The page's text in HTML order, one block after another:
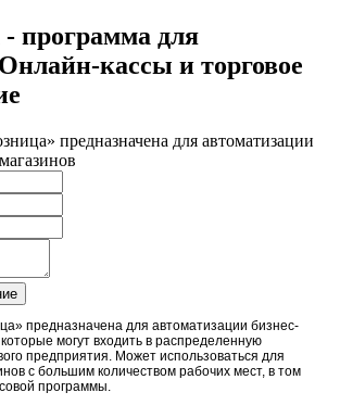
программа для
кассы и торговое
предназначена для автоматизации
предназначена для автоматизации бизнес-
могут входить в распределенную
предприятия. Может использоваться для
с большим количеством рабочих мест, в том
программы.